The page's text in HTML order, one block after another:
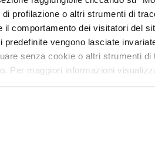
profilazione o altri strumenti di
il comportamento dei visitatori del
predefinite vengono lasciate
senza cookie o altri strumenti di
Per maggiori informazioni